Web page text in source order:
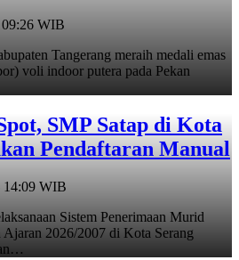
09:26 WIB
Tangerang meraih medali emas
voli indoor putera pada Pekan
SMP Satap di Kota
Pendaftaran Manual
14:09 WIB
Sistem Penerimaan Murid
2026/2007 di Kota Serang